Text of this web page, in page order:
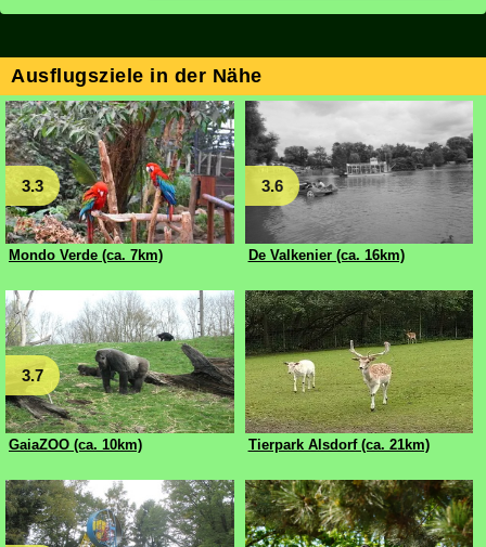
Ausflugsziele in der Nähe
3.3
Mondo Verde (ca. 7km)
3.6
De Valkenier (ca. 16km)
3.7
GaiaZOO (ca. 10km) Tierpark Alsdorf (ca. 21km)